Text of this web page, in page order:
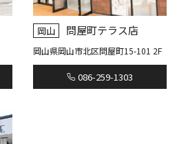
岡山 問屋町テラス店
岡山県岡山市北区問屋町15-101 2F
086-259-1303